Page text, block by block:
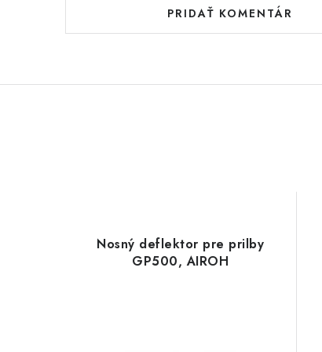
PRIDAŤ KOMENTÁR
Nosný deflektor pre prilby
GP500, AIROH